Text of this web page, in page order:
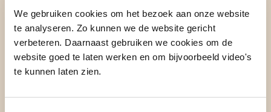
We gebruiken cookies om het bezoek aan onze website
te analyseren. Zo kunnen we de website gericht
verbeteren. Daarnaast gebruiken we cookies om de
website goed te laten werken en om bijvoorbeeld video's
te kunnen laten zien.
Albinusnet
Thuiswerkomgeving